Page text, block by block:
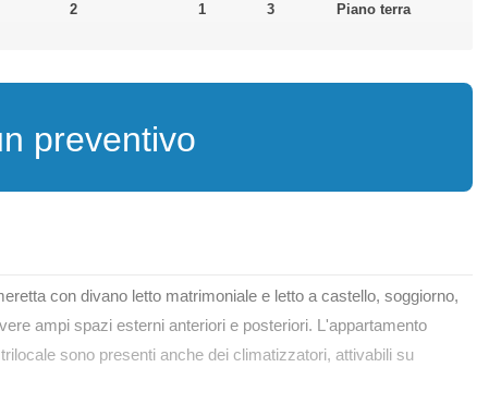
2 1 3 Piano terra
preventivo
con divano letto matrimoniale e letto a castello, soggiorno,
ampi spazi esterni anteriori e posteriori. L'appartamento
sono presenti anche dei climatizzatori, attivabili su